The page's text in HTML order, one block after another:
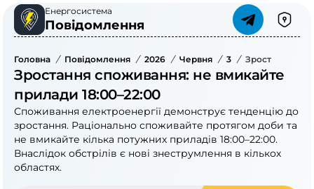
Енергосистема
Повідомлення
Головна / Повідомлення / 2026 / Червня / 3 / Зростання
Зростання споживання: не вмикайте
прилади 18:00–22:00
Споживання електроенергії демонструє тенденцію до
зростання. Раціонально споживайте протягом доби та
не вмикайте кілька потужних приладів 18:00–22:00.
Внаслідок обстрілів є нові знеструмлення в кількох
областях.